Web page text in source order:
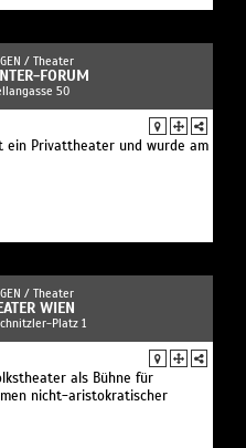
/ Theater
FORUM
50
ein Privattheater und wurde am
/ Theater
WIEN
Platz 1
als Bühne für
nicht-aristokratischer